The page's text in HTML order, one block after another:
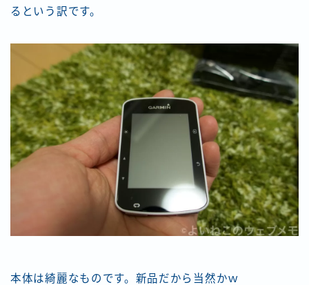
るという訳です。
本体は綺麗なものです。新品だから当然かｗ